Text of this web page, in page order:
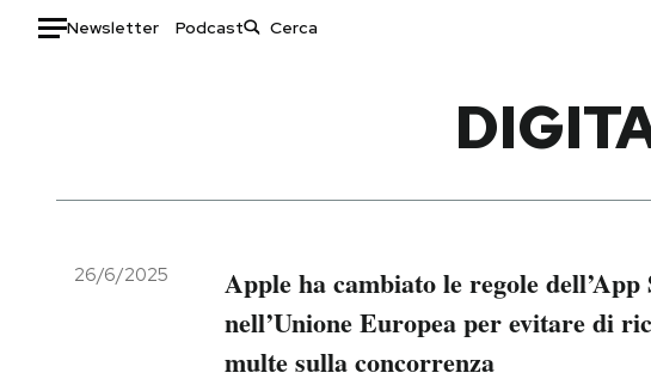
Newsletter Podcast
Italia
Politica
Moda
Ok Boomer!
Media
26/6/2025
Apple ha cambiato le regole dell’App
nell’Unione Europea per evitare di
multe sulla concorrenza